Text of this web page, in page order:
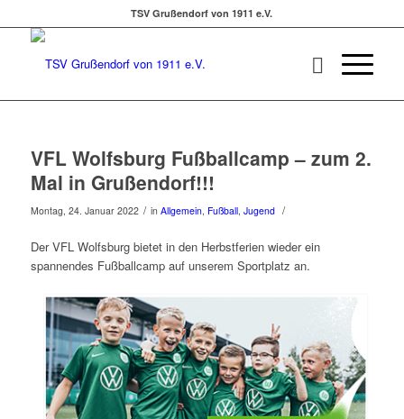
TSV Grußendorf von 1911 e.V.
VFL Wolfsburg Fußballcamp – zum 2.
Mal in Grußendorf!!!
Montag, 24. Januar 2022 / in Allgemein, Fußball, Jugend /
Der VFL Wolfsburg bietet in den Herbstferien wieder ein
spannendes Fußballcamp auf unserem Sportplatz an.